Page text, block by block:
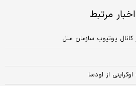
اخبار مرتبط
کانال یوتیوب سازمان ملل
از اودسا